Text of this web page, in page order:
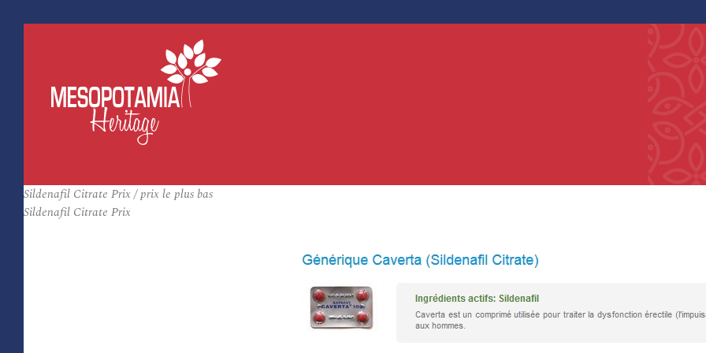
Sildenafil Citrate Prix / prix le plus bas
Sildenafil Citrate Prix